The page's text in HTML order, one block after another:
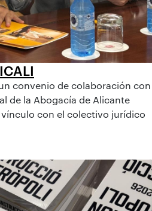
convenio de colaboración con
de la Abogacía de Alicante
con el colectivo jurídico